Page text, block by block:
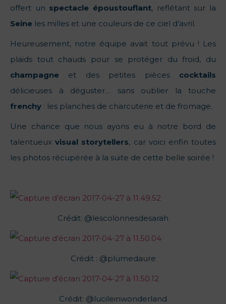
offert un spectacle époustouflant, reflétant sur la
Seine les milles et une couleurs de ce ciel d’avril.
Heureusement, notre équipe avait tout prévu ! Les
plaids tout chauds pour se protéger du froid, du
champagne et des petites pièces cocktails
délicieuses à déguster… sans oublier la touche
frenchy : les planches de charcuterie et de fromage.
Une chance que nous ayons eu à notre bord de
talentueuxvisual storytellers, car voici enfin toutes
les photos récupérée à la suite de cette belle soirée !
Crédit: @lescolonnesdesarah
Crédit : @plumedaure
Crédit: @lucileinwonderland